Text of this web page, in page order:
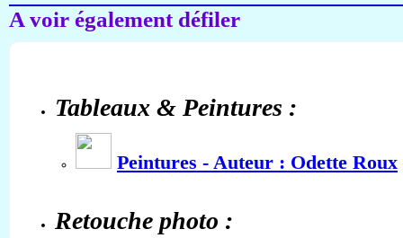
A voir également défiler
Tableaux & Peintures :
Peintures - Auteur : Odette Roux
Retouche photo :